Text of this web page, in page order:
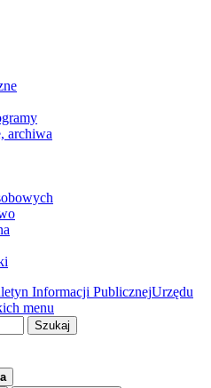
archiwa
Informacji PublicznejUrzędu
menu